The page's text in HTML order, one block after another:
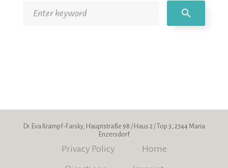
for:
search
Dr. Eva Krampf-Farsky, Hauptstraße 98 / Haus 2 / Top 3, 2344 Maria
Enzersdorf
Privacy Policy
Home